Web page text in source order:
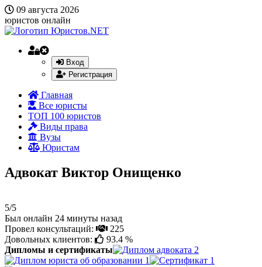
09 августа 2026
юристов онлайн
Вход
Регистрация
Главная
Все юристы
ТОП 100 юристов
Виды права
Вузы
Юристам
Адвокат Виктор Онищенко
5/5
Был онлайн 24 минуты назад
Провел консультаций:
225
Довольных клиентов:
93.4 %
Дипломы и сертификаты